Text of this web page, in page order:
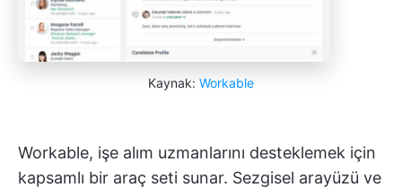
Kaynak: Workable
Workable, işe alım uzmanlarını desteklemek için
kapsamlı bir araç seti sunar. Sezgisel arayüzü ve